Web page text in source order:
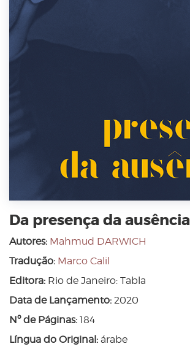
Da presença da ausência
Autores: Mahmud DARWICH
Tradução: Marco Calil
Editora: Rio de Janeiro: Tabla
Data de Lançamento: 2020
Nº de Páginas: 184
Língua do Original: árabe